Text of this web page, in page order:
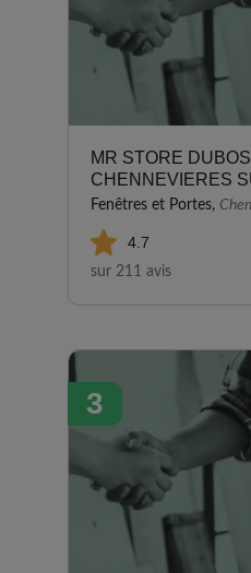
MR STORE
CHENNEVIERES
Fenêtres et Portes,
4.7
sur 211 avis
3